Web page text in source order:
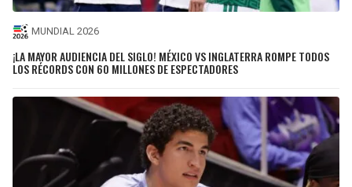
MUNDIAL 2026
¡LA MAYOR AUDIENCIA DEL SIGLO! MÉXICO VS INGLATERRA ROMPE TODOS
LOS RÉCORDS CON 60 MILLONES DE ESPECTADORES